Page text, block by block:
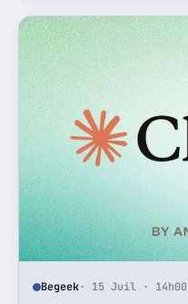
Begeek· 15 Juil · 14h00